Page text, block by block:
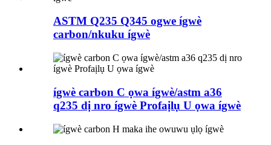
ASTM Q235 Q345 ogwe ígwè
carbon/nkuku ígwè
ígwè carbon C ọwa ígwè/astm a36
q235 dị nro ígwè Profaịlụ U ọwa ígwè